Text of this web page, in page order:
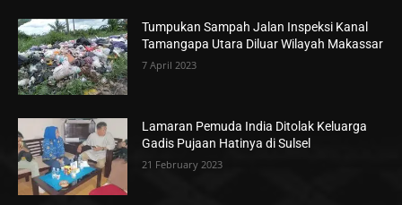
Tumpukan Sampah Jalan Inspeksi Kanal
Tamangapa Utara Diluar Wilayah Makassar
7 April 2023
Lamaran Pemuda India Ditolak Keluarga
Gadis Pujaan Hatinya di Sulsel
21 February 2023